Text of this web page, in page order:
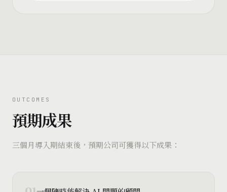
OUTCOMES
預期成果
三個月導入期結束後，預期公司可獲得以下成果：